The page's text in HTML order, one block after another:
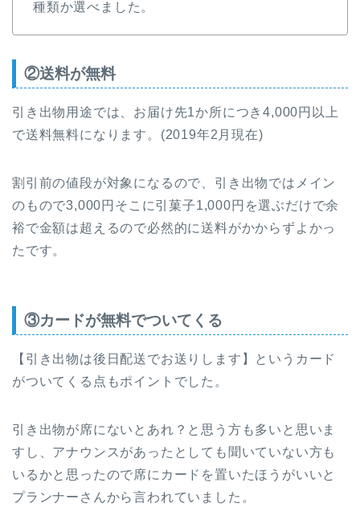
種類か選べました。
②送料が無料
引き出物用途では、お届け先1か所につき4,000円以上
で送料無料になります。(2019年2月現在)
割引前の値段が対象になるので、
引き出物ではメイン
のもので3,000円そこに引菓子1,000円を選ぶだけで余
裕で金額は超えるので必然的に送料がかからずよかっ
たです。
③カードが無料でついてくる
【引き出物は後日配送でお送りします】というカード
がついてくる点もポイントでした。
引き出物が席にないとあれ？と思う方も多いと思いま
すし、アナウンスがあったとしても聞いていない方も
いるかと思ったので席にカードを置いたほうがいいと
プランナーさんから言われていました。